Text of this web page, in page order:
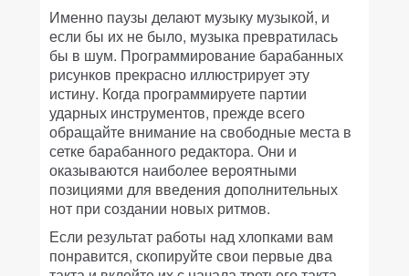
Именно паузы делают музыку музыкой, и
если бы их не было, музыка превратилась
бы в шум. Программирование барабанных
рисунков прекрасно иллюстрирует эту
истину. Когда программируете партии
ударных инструментов, прежде всего
обращайте внимание на свободные места в
сетке барабанного редактора. Они и
оказываются наиболее вероятными
позициями для введения дополнительных
нот при создании новых ритмов.
Если результат работы над хлопками вам
понравится, скопируйте свои первые два